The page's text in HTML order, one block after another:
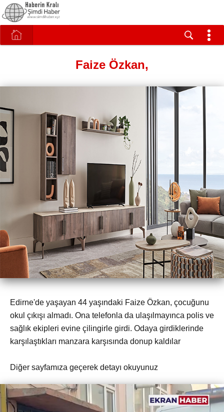
Faize Özkan,
Edirne'de yaşayan 44 yaşındaki Faize Özkan, çocuğunu
okul çıkışı almadı. Ona telefonla da ulaşılmayınca polis ve
sağlık ekipleri evine çilingirle girdi. Odaya girdiklerinde
karşılaştıkları manzara karşısında donup kaldılar
Diğer sayfamıza geçerek detayı okuyunuz